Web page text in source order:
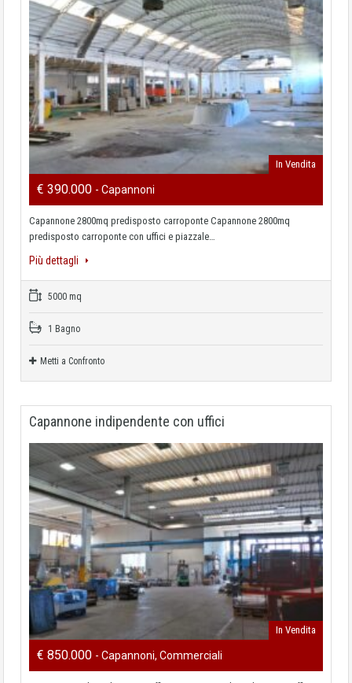
In Vendita
€ 390.000 - Capannoni
Capannone 2800mq predisposto carroponte Capannone 2800mq
predisposto carroponte con uffici e piazzale…
Più dettagli
5000 mq
1 Bagno
Metti a Confronto
Capannone indipendente con uffici
In Vendita
€ 850.000 - Capannoni, Commerciali